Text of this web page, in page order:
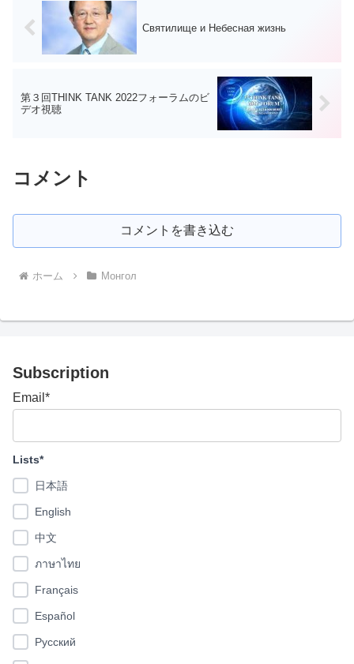
Святилище и Небесная жизнь
第３回THINK TANK 2022フォーラムのビ
デオ視聴
コメント
コメントを書き込む
ホーム Монгол
Subscription
Email*
Lists*
日本語
English
中文
ภาษาไทย
Français
Español
Pусский